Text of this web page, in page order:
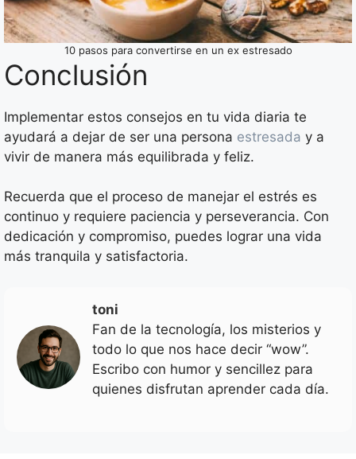
10 pasos para convertirse en un ex estresado
Conclusión
Implementar estos consejos en tu vida diaria te
ayudará a dejar de ser una persona estresada y a
vivir de manera más equilibrada y feliz.
Recuerda que el proceso de manejar el estrés es
continuo y requiere paciencia y perseverancia. Con
dedicación y compromiso, puedes lograr una vida
más tranquila y satisfactoria.
toni
Fan de la tecnología, los misterios y
todo lo que nos hace decir “wow”.
Escribo con humor y sencillez para
quienes disfrutan aprender cada día.